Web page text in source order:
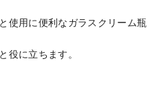
使用に便利なガラスクリーム瓶
役に立ちます。